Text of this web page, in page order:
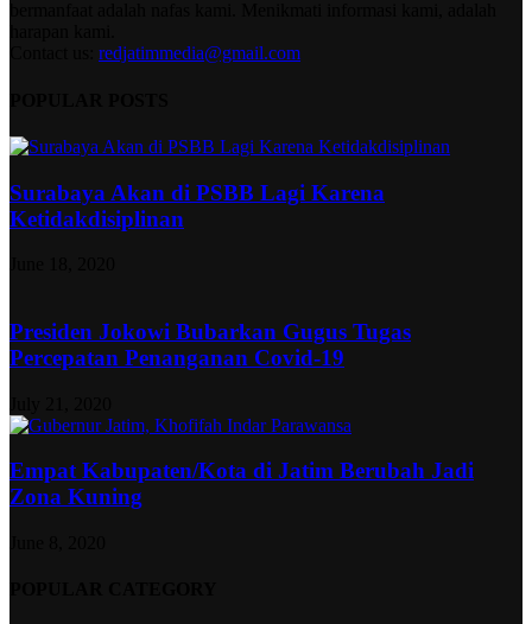
redjatimmedia@gmail.com
Surabaya Akan di PSBB Lagi Karena
Ketidakdisiplinan
Presiden Jokowi Bubarkan Gugus Tugas
Percepatan Penanganan Covid-19
Empat Kabupaten/Kota di Jatim Berubah Jadi
Zona Kuning